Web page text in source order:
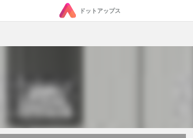
ドットアップス